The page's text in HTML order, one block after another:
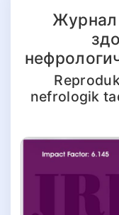
Журнал
nefrologik